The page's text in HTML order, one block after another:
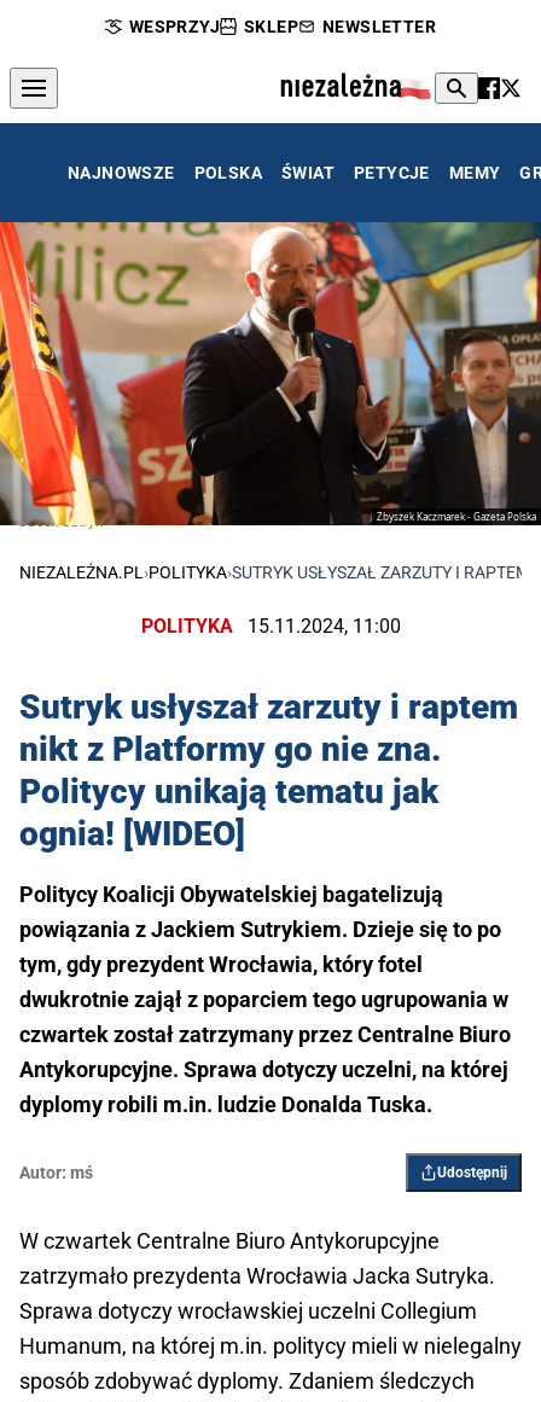
WESPRZYJ SKLEP NEWSLETTER
NAJNOWSZE POLSKA ŚWIAT PETYCJE MEMY
Zbyszek Kaczmarek - Gazeta Polska
Jacek Sutryk
NIEZALEŻNA.PL ›POLITYKA›SUTRYK USŁYSZAŁ ZARZUTY I
POLITYKA 15.11.2024, 11:00
Sutryk usłyszał zarzuty i raptem
nikt z Platformy go nie zna.
Politycy unikają tematu jak
ognia! [WIDEO]
Politycy Koalicji Obywatelskiej bagatelizują
powiązania z Jackiem Sutrykiem. Dzieje się to po
tym, gdy prezydent Wrocławia, który fotel
dwukrotnie zajął z poparciem tego ugrupowania w
czwartek został zatrzymany przez Centralne Biuro
Antykorupcyjne. Sprawa dotyczy uczelni, na której
dyplomy robili m.in. ludzie Donalda Tuska.
Autor: mś Udostępnij
W czwartek Centralne Biuro Antykorupcyjne
zatrzymało prezydenta Wrocławia Jacka Sutryka.
Sprawa dotyczy wrocławskiej uczelni Collegium
Humanum, na której m.in. politycy mieli w nielegalny
sposób zdobywać dyplomy. Zdaniem śledczych